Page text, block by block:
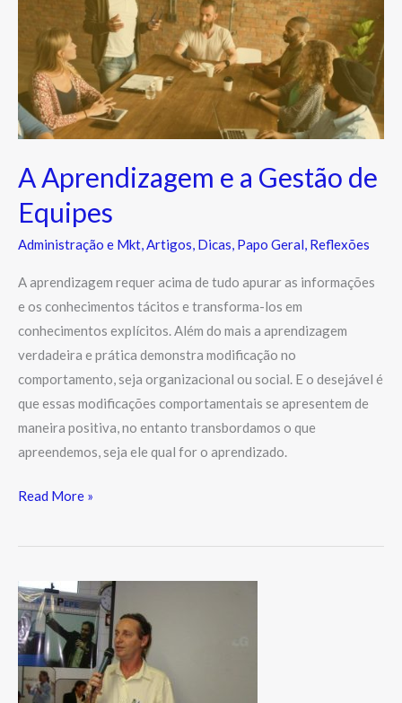
A Aprendizagem e a Gestão de
Equipes
Administração e Mkt,Artigos, Dicas, Papo Geral, Reflexões
A aprendizagem requer acima de tudo apurar as informações
e os conhecimentos tácitos e transforma-los em
conhecimentos explícitos. Além do mais a aprendizagem
verdadeira e prática demonstra modificação no
comportamento, seja organizacional ou social. E o desejável é
que essas modificações comportamentais se apresentem de
maneira positiva, no entanto transbordamos o que
apreendemos, seja ele qual for o aprendizado.
Gestão
Equipes
Read More »
Curso
de
Filosofia
e
Astronomia